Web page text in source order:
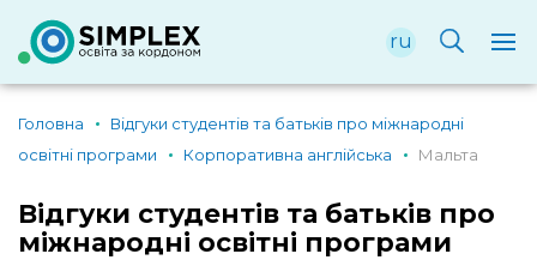
ru
Головна
Відгуки студентів та батьків про міжнародні
освітні програми
Корпоративна англійська Мальта
Відгуки студентів та батьків про
міжнародні освітні програми